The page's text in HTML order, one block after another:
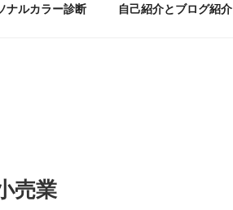
ナルカラー診断 自己紹介とブログ紹介
売業